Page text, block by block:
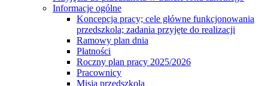
Informacje ogólne
Koncepcja pracy; cele główne funkcjonowania
przedszkola; zadania przyjęte do realizacji
Ramowy plan dnia
Płatności
Roczny plan pracy 2025/2026
Pracownicy
Misja przedszkola